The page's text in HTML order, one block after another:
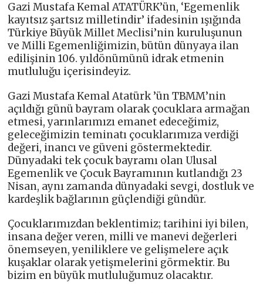
Gazi Mustafa Kemal ATATÜRK’ün, ‘Egemenlik
kayıtsız şartsız milletindir’ ifadesinin ışığında
Türkiye Büyük Millet Meclisi’nin kuruluşunun
ve Milli Egemenliğimizin, bütün dünyaya ilan
edilişinin 106. yıldönümünü idrak etmenin
mutluluğu içerisindeyiz.
Gazi Mustafa Kemal Atatürk ’ün TBMM’nin
açıldığı günü bayram olarak çocuklara armağan
etmesi, yarınlarımızı emanet edeceğimiz,
geleceğimizin teminatı çocuklarımıza verdiği
değeri, inancı ve güveni göstermektedir.
Dünyadaki tek çocuk bayramı olan Ulusal
Egemenlik ve Çocuk Bayramının kutlandığı 23
Nisan, aynı zamanda dünyadaki sevgi, dostluk ve
kardeşlik bağlarının güçlendiği gündür.
Çocuklarımızdan beklentimiz; tarihini iyi bilen,
insana değer veren, milli ve manevi değerleri
önemseyen, yeniliklere ve gelişmelere açık
kuşaklar olarak yetişmelerini görmektir. Bu
bizim en büyük mutluluğumuz olacaktır.